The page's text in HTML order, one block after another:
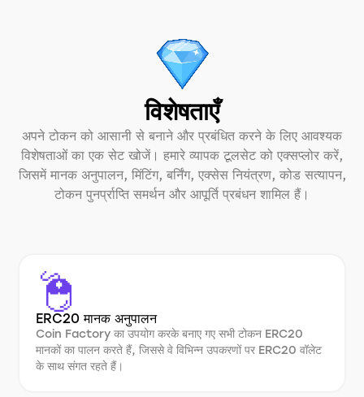
विशेषताएँ
अपने टोकन को आसानी से बनाने और प्रबंधित करने के लिए आवश्यक
विशेषताओं का एक सेट खोजें। हमारे व्यापक टूलसेट को एक्सप्लोर करें,
जिसमें मानक अनुपालन, मिंटिंग, बर्निंग, एक्सेस नियंत्रण, कोड सत्यापन,
टोकन पुनर्प्राप्ति समर्थन और आपूर्ति प्रबंधन शामिल हैं।
ERC20 मानक अनुपालन
Coin Factory का उपयोग करके बनाए गए सभी टोकन ERC20
मानकों का पालन करते हैं, जिससे वे विभिन्न उपकरणों पर ERC20 वॉलेट
के साथ संगत रहते हैं।